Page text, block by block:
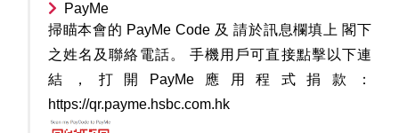
PayMe
掃瞄本會的 PayMe Code 及 請於訊息欄填上 閣下
之姓名及聯絡電話。 手機用戶可直接點擊以下連
結，打開PayMe應用程式捐款：
https://qr.payme.hsbc.com.hk